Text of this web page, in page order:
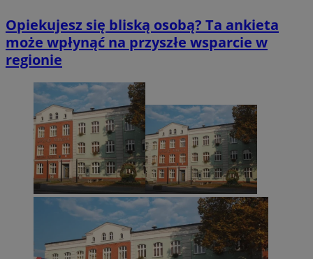
Opiekujesz się bliską osobą? Ta ankieta
może wpłynąć na przyszłe wsparcie w
regionie